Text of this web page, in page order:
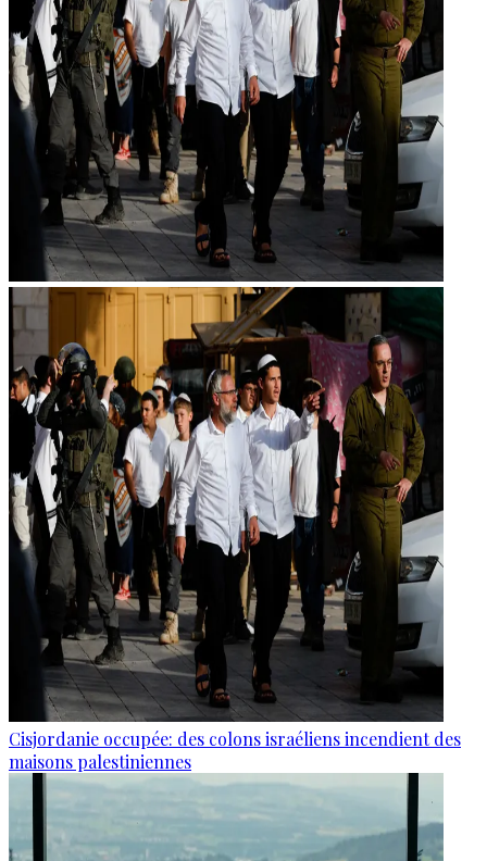
Cisjordanie occupée: des colons israéliens incendient des
maisons palestiniennes